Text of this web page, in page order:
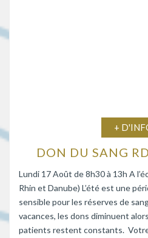
+
DON DU SANG
Lundi 17 Août de 8h30 à 13h A
Rhin et Danube) L’été est une
sensible pour les réserves de
vacances, les dons diminuent
patients restent constants.